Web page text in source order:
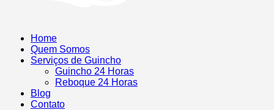
Home
Quem Somos
Serviços de Guincho
Guincho 24 Horas
Reboque 24 Horas
Blog
Contato